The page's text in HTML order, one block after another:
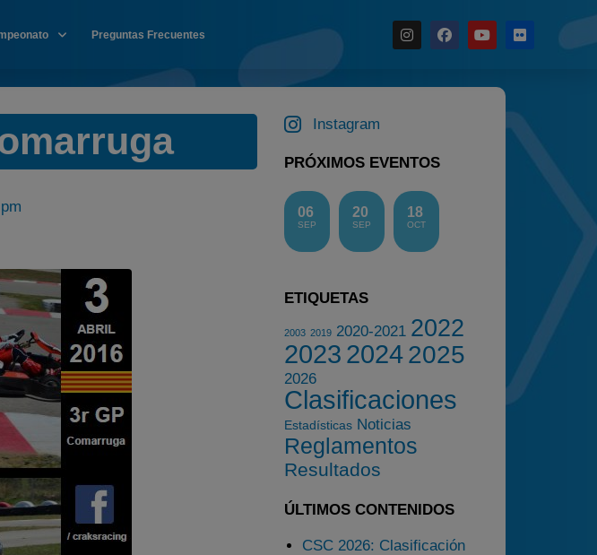
Campeonato
2025
Preguntas Frecuentes
Instagram
PRÓXIMOS EVENTOS
06
SEP
20
SEP
18
OCT
ETIQUETAS
2003 2019 2020-2021 2022
2023 20242025
2026
Clasificaciones
Estadísticas Noticias
Reglamentos
Resultados
ÚLTIMOS CONTENIDOS
CSC 2026: Clasificación